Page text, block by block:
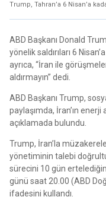
Trump, Tahran’a 6 Nisan’a
ABD Başkanı Donald
yönelik saldırıları 6
ayrıca, “İran ile
aldırmayın” dedi.
ABD Başkanı Trump,
paylaşımda, İran’ın enerji
açıklamada bulundu.
Trump, İran’la
yönetiminin talebi
sürecini 10 gün
günü saat 20.00 (ABD
ifadesini kullandı.